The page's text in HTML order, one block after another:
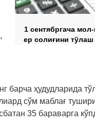
1 сентябргача
ер солиғини
барча ҳудудларида
сўм маблағ
35 бараварга